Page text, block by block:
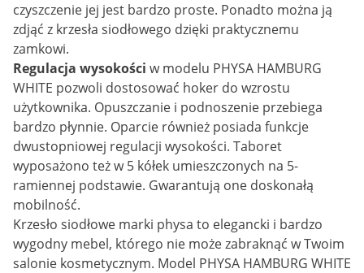
czyszczenie jej jest bardzo proste. Ponadto można ją
zdjąć z krzesła siodłowego dzięki praktycznemu
zamkowi.
Regulacja wysokości w modelu PHYSA HAMBURG
WHITE pozwoli dostosować hoker do wzrostu
użytkownika. Opuszczanie i podnoszenie przebiega
bardzo płynnie. Oparcie również posiada funkcje
dwustopniowej regulacji wysokości. Taboret
wyposażono też w 5 kółek umieszczonych na 5-
ramiennej podstawie. Gwarantują one doskonałą
mobilność.
Krzesło siodłowe marki physa to elegancki i bardzo
wygodny mebel, którego nie może zabraknąć w Twoim
salonie kosmetycznym. Model PHYSA HAMBURG WHITE